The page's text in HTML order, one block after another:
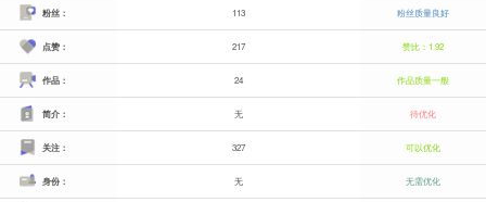
粉丝： 113 粉丝质量良好
点赞： 217 赞比：1.92
作品： 24 作品质量一般
简介： 无 待优化
关注： 327 可以优化
身份： 无 无需优化